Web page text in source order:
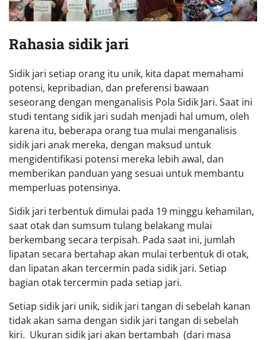
Rahasia sidik jari
Sidik jari setiap orang itu unik, kita dapat memahami
potensi, kepribadian, dan preferensi bawaan
seseorang dengan menganalisis Pola Sidik Jari. Saat ini
studi tentang sidik jari sudah menjadi hal umum, oleh
karena itu, beberapa orang tua mulai menganalisis
sidik jari anak mereka, dengan maksud untuk
mengidentifikasi potensi mereka lebih awal, dan
memberikan panduan yang sesuai untuk membantu
memperluas potensinya.
Sidik jari terbentuk dimulai pada 19 minggu kehamilan,
saat otak dan sumsum tulang belakang mulai
berkembang secara terpisah. Pada saat ini, jumlah
lipatan secara bertahap akan mulai terbentuk di otak,
dan lipatan akan tercermin pada sidik jari. Setiap
bagian otak tercermin pada setiap jari.
Setiap sidik jari unik, sidik jari tangan di sebelah kanan
tidak akan sama dengan sidik jari tangan di sebelah
kiri. Ukuran sidik jari akan bertambah (dari masa